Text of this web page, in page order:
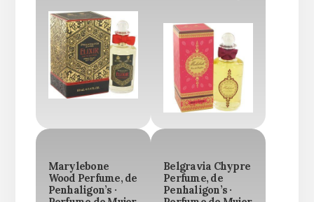
Marylebone
Wood Perfume, de
Penhaligon’s ·
Belgravia Chypre
Perfume, de
Penhaligon’s ·